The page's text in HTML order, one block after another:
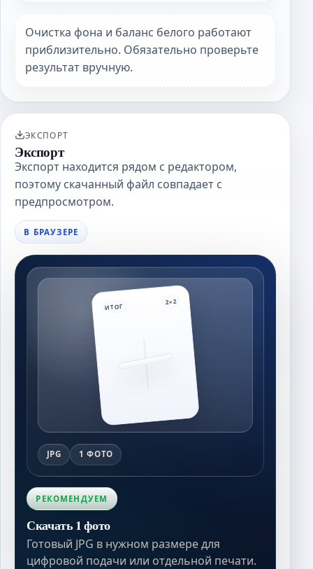
Очистка фона и баланс белого работают
приблизительно. Обязательно проверьте
результат вручную.
ЭКСПОРТ
Экспорт
Экспорт находится рядом с редактором,
поэтому скачанный файл совпадает с
предпросмотром.
В БРАУЗЕРЕ
ИТОГ
2×2
JPG 1 ФОТО
РЕКОМЕНДУЕМ
Скачать 1 фото
Готовый JPG в нужном размере для
цифровой подачи или отдельной печати.